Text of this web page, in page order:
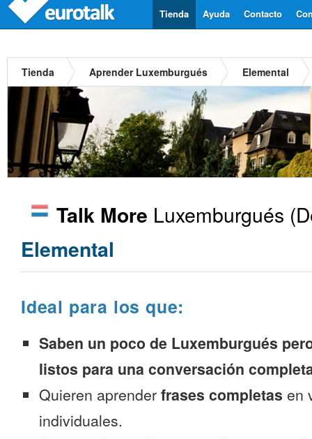
Contacto
Ayuda
Tienda
Tienda Aprender Luxemburgués Elemental
Talk More Luxemburgués
Elemental
Ideal para los que:
Saben un poco de Luxemburgués
listos para una conversación
Quieren aprender frases completas en
individuales.